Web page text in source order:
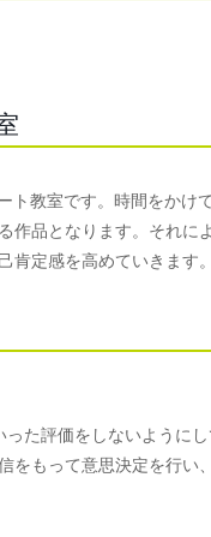
ト教室です。時間をかけ
作品となります。それに
定感を高めていきます。
た評価をしないように
もって意思決定を行い